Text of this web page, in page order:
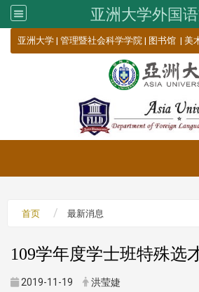
亚洲大学外国
亚洲大学 | 管理暨社会科学学院 | 图书馆 | 美
首页 最新消息
109学年度学士班特殊选
2019-11-19 洪莹婕